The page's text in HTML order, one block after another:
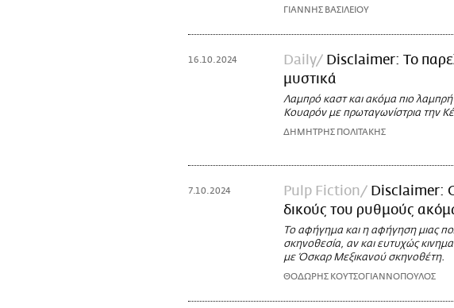
ΓΙΑΝΝΗΣ ΒΑΣΙΛΕΙΟΥ
16.10.2024 Daily
Disclaimer: Το
μυστικά
Λαμπρό καστ και ακόμα πιο
Κουαρόν με πρωταγωνίστρια την
ΔΗΜΗΤΡΗΣ ΠΟΛΙΤΑΚΗΣ
7.10.2024 Pulp Fiction
Disclaimer:
δικούς του ρυθμούς
Το αφήγημα και η αφήγηση μιας
σκηνοθεσία, αν και ευτυχώς
με Όσκαρ Μεξικανού σκηνοθέτη.
ΘΟΔΩΡΗΣ ΚΟΥΤΣΟΓΙΑΝΝΟΠΟΥΛΟΣ